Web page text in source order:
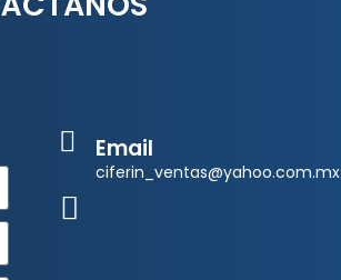
Email
ciferin_ventas@yahoo.com.mx